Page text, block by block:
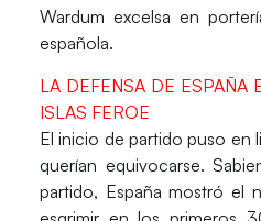
Wardum excelsa en
española.
LA DEFENSA DE ESPAÑA
ISLAS FEROE
El inicio de partido puso en
querían equivocarse.
partido, España mostró el